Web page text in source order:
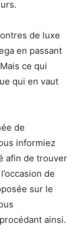
de luxe
en passant
ce qui
qui en vaut
de
informiez
afin de trouver
de
sur le
ainsi.